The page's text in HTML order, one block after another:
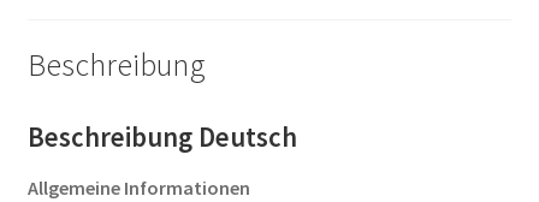
Beschreibung
Beschreibung Deutsch
Allgemeine Informationen